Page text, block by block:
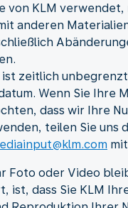
von KLM
anderen
ist zeitlich
Wenn Sie Ihre
dass wir Ihre
teilen Sie uns
Foto oder Video
ist, dass Sie KLM